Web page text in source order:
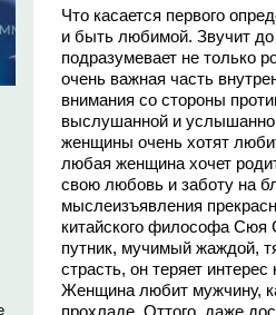
Что касается первого
и быть любимой. Звучит
подразумевает не только
очень важная часть
внимания со стороны
выслушанной и
женщины очень хотят
любая женщина хочет
свою любовь и заботу на
мыслеизъявления
китайского философа
путник, мучимый жаждой,
страсть, он теряет
Женщина любит мужчину,
прохладе. Оттого, даже